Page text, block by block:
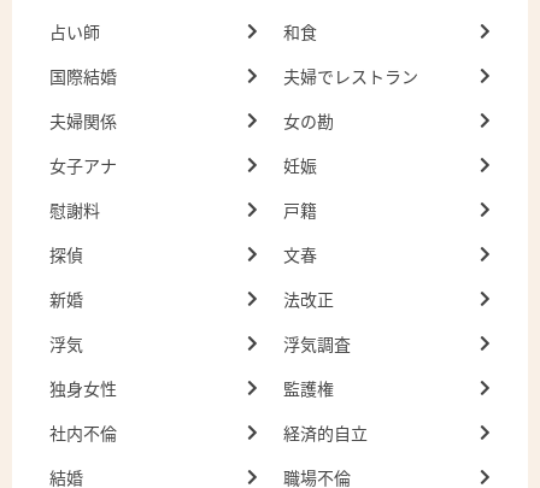
占い師
和食
国際結婚
夫婦でレストラン
夫婦関係
女の勘
女子アナ
妊娠
慰謝料
戸籍
探偵
文春
新婚
法改正
浮気
浮気調査
独身女性
監護権
社内不倫
経済的自立
結婚
職場不倫